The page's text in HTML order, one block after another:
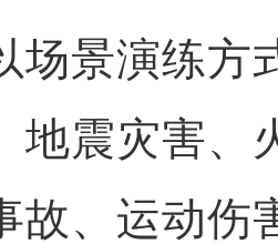
景演练方
地震灾害、
故、运动伤